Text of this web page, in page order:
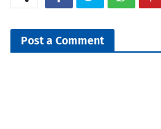
Post a Comment